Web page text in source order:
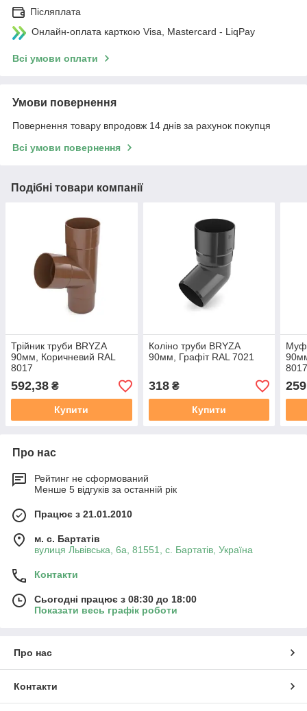
Післяплата
Онлайн-оплата карткою Visa, Mastercard - LiqPay
Всі умови оплати
Умови повернення
Повернення товару впродовж 14 днів за рахунок покупця
Всі умови повернення
Подібні товари компанії
Трійник труби BRYZA
90мм, Коричневий RAL
8017
592,38 ₴
Купити
Коліно труби BRYZA
90мм, Графіт RAL 7021
318₴
Купити
Про нас
Рейтинг не сформований
Менше 5 відгуків за останній рік
Працює з 21.01.2010
м. с. Бартатів
вулиця Львівська, 6а, 81551, с. Бартатів, Україна
Контакти
Сьогодні працює з 08:30 до 18:00
Показати весь графік роботи
Про нас
Контакти